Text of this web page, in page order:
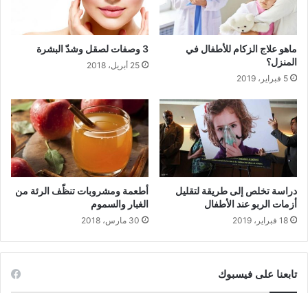
ماهو علاج الزكام للأطفال في
المنزل؟
5 فبراير، 2019
3 وصفات لصقل وشدّ البشرة
25 أبريل، 2018
دراسة تخلص إلى طريقة لتقليل
أزمات الربو عند الأطفال
18 فبراير، 2019
أطعمة ومشروبات تنظّف الرئة من
الغبار والسموم
30 مارس، 2018
تابعنا على فيسبوك